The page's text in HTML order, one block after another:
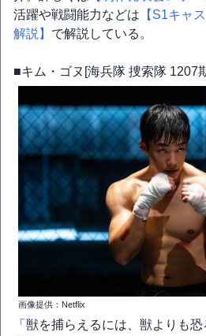
活躍や戦闘能力などは 【S1キャ
解説】 で解説している。
■キム・ゴヌ[海兵隊 捜索隊 1207
画像提供：Netflix
「獣を捕らえるには、獣よりも